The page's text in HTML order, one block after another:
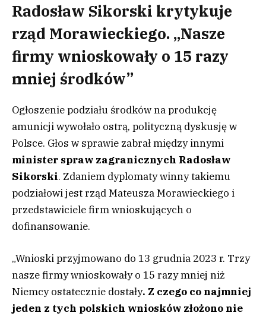
Radosław Sikorski krytykuje
rząd Morawieckiego. „Nasze
firmy wnioskowały o 15 razy
mniej środków”
Ogłoszenie podziału środków na produkcję
amunicji wywołało ostrą, polityczną dyskusję w
Polsce. Głos w sprawie zabrał między innymi
minister spraw zagranicznych Radosław
Sikorski. Zdaniem dyplomaty winny takiemu
podziałowi jest rząd Mateusza Morawieckiego i
przedstawiciele firm wnioskujących o
dofinansowanie.
„Wnioski przyjmowano do 13 grudnia 2023 r. Trzy
nasze firmy wnioskowały o 15 razy mniej niż
Niemcy ostatecznie dostały. Z czego co najmniej
jeden z tych polskich wniosków złożono nie